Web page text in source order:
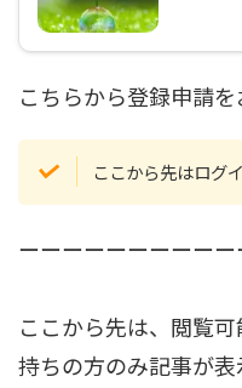
こちらから登録申請を
ここから先はログ
ーーーーーーーーー
ここから先は、閲覧
持ちの方のみ記事が表